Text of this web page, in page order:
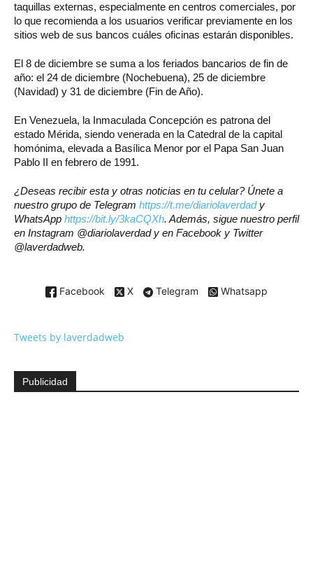
taquillas externas, especialmente en centros comerciales, por
lo que recomienda a los usuarios verificar previamente en los
sitios web de sus bancos cuáles oficinas estarán disponibles.
El 8 de diciembre se suma a los feriados bancarios de fin de
año: el 24 de diciembre (Nochebuena), 25 de diciembre
(Navidad) y 31 de diciembre (Fin de Año).
En Venezuela, la Inmaculada Concepción es patrona del
estado Mérida, siendo venerada en la Catedral de la capital
homónima, elevada a Basílica Menor por el Papa San Juan
Pablo II en febrero de 1991.
¿Deseas recibir esta y otras noticias en tu celular? Únete a
nuestro grupo de Telegram https://t.me/diariolaverdady
WhatsApp https://bit.ly/3kaCQXh. Además, sigue nuestro perfil
en Instagram @diariolaverdad y en Facebook y Twitter
@laverdadweb.
Facebook X Telegram Whatsapp
Tweets by laverdadweb
Publicidad